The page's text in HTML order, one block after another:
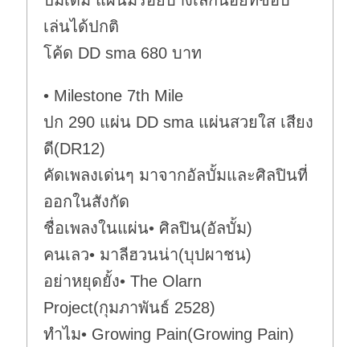
เล่นได้ปกติ
โค้ด DD sma 680 บาท
• Milestone 7th Mile
ปก 290 แผ่น DD sma แผ่นสวยใส เสียง
ดี(DR12)
คัดเพลงเด่นๆ มาจากอัลบั้มและศิลปินที่
ออกในสังกัด
ชื่อเพลงในแผ่น• ศิลปิน(อัลบั้ม)
คนเลว• มาลีฮวนน่า(บุปผาชน)
อย่าหยุดยั้ง• The Olarn
Project(กุมภาพันธ์ 2528)
ทำไม• Growing Pain(Growing Pain)